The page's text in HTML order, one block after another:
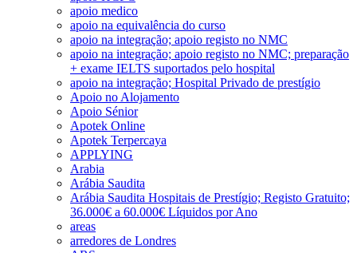
apoio medico
apoio na equivalência do curso
apoio na integração; apoio registo no NMC
apoio na integração; apoio registo no NMC; preparação
+ exame IELTS suportados pelo hospital
apoio na integração; Hospital Privado de prestígio
Apoio no Alojamento
Apoio Sénior
Apotek Online
Apotek Terpercaya
APPLYING
Arabia
Arábia Saudita
Arábia Saudita Hospitais de Prestígio; Registo Gratuito;
36.000€ a 60.000€ Líquidos por Ano
areas
arredores de Londres